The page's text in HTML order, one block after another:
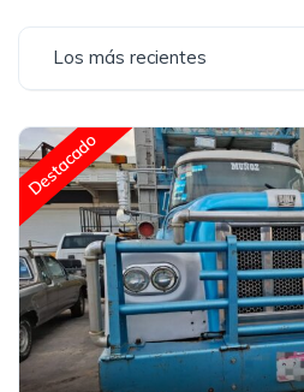
Los más recientes
Destacado